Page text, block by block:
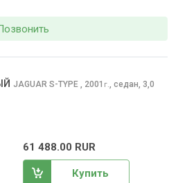
JAGUAR S-TYPE , 2001 г. седан, 3,0
61 488.00 RUR
Купить